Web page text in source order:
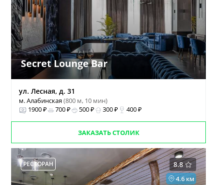
Secret Lounge Bar
ул. Лесная, д. 31
м. Алабинская(800 м, 10 мин)
1900 ₽
700 ₽ 500 ₽ 300 ₽ 400 ₽
ЗАКАЗАТЬ СТОЛИК
8.8
РЕСТОРАН
4.6 км